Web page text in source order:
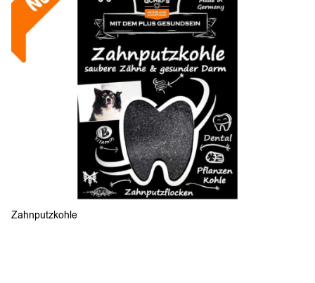
Zahnputzkohle